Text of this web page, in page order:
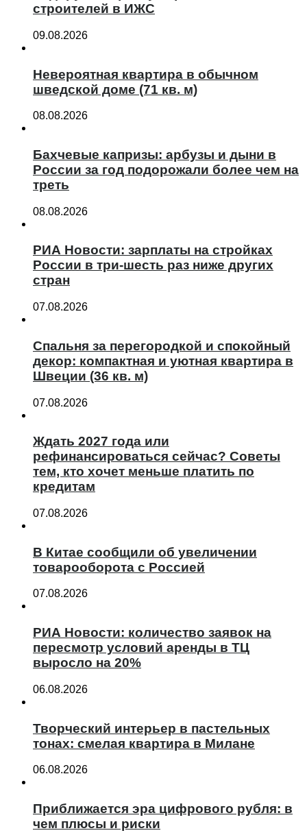
строителей в ИЖС
09.08.2026
Невероятная квартира в обычном
шведской доме (71 кв. м)
08.08.2026
Бахчевые капризы: арбузы и дыни в
России за год подорожали более чем на
треть
08.08.2026
РИА Новости: зарплаты на стройках
России в три-шесть раз ниже других
стран
07.08.2026
Спальня за перегородкой и спокойный
декор: компактная и уютная квартира в
Швеции (36 кв. м)
07.08.2026
Ждать 2027 года или
рефинансироваться сейчас? Советы
тем, кто хочет меньше платить по
кредитам
07.08.2026
В Китае сообщили об увеличении
товарооборота с Россией
07.08.2026
РИА Новости: количество заявок на
пересмотр условий аренды в ТЦ
выросло на 20%
06.08.2026
Творческий интерьер в пастельных
тонах: смелая квартира в Милане
06.08.2026
Приближается эра цифрового рубля: в
чем плюсы и риски